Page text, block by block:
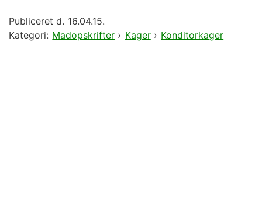
Publiceret d. 16.04.15.
Kategori: Madopskrifter › Kager› Konditorkager